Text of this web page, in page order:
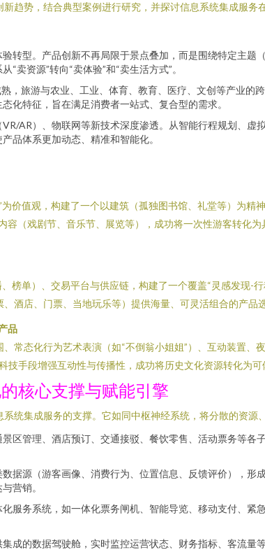
趋势，结合典型案例进行研究，并探讨信息系统集成服务
转型。产品创新不再局限于景点叠加，而是围绕特定主
卖资源”转向“卖体验”和“卖生活方式”。
熟，旅游与农业、工业、体育、教育、医疗、文创等产业
化特征，旨在满足消费者一站式、复合型的需求。
AR）、物联网等新技术深度渗透。从智能行程规划、
品体系更加动态、精准和智能化。
价值观，构建了一个以建筑（孤独图书馆、礼堂等）为
容（戏剧节、音乐节、展览等），成功将一次性游客转化
榜单）、交易平台与供应链，构建了一个覆盖“灵感发现-
酒店、门票、当地玩乐等）提供海量、可灵活组合的产品
品
常态化行为艺术表演（如“不倒翁小姐姐”）、互动装置
手段增强互动性与传播性，成功将历史文化资源转化为可
核心支撑与赋能引擎
统集成服务的支撑。它如同中枢神经系统，将分散的资源
景区管理、酒店预订、交通接驳、餐饮零售、活动票务等
数据源（游客画像、消费行为、位置信息、反馈评价），
营销。
化服务系统，如一体化票务闸机、智能导览、移动支付、
集成的数据驾驶舱，实时监控运营状态、财务指标、客流量